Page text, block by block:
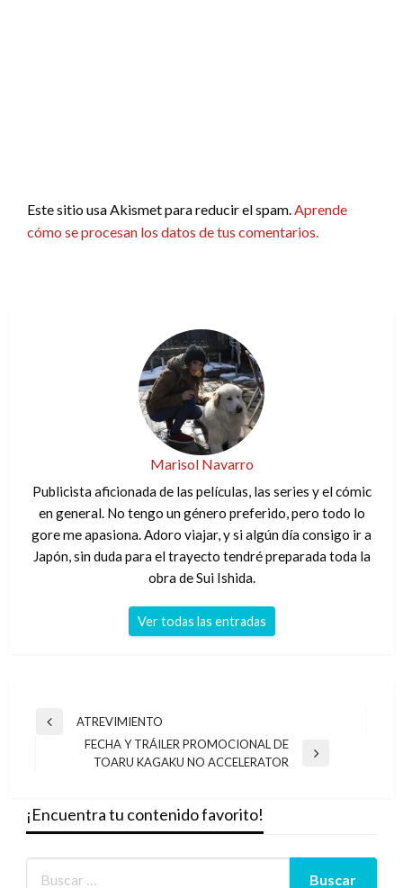
Este sitio usa Akismet para reducir el spam. Aprende
cómo se procesan los datos de tus comentarios.
Marisol Navarro
Publicista aficionada de las películas, las series y el cómic
en general. No tengo un género preferido, pero todo lo
gore me apasiona. Adoro viajar, y si algún día consigo ir a
Japón, sin duda para el trayecto tendré preparada toda la
obra de Sui Ishida.
Ver todas las entradas
Navegación
entradas
Entrada
ATREVIMIENTO
FECHA Y TRÁILER PROMOCIONAL DE
TOARU KAGAKU NO ACCELERATOR
¡Encuentra tu contenido favorito!